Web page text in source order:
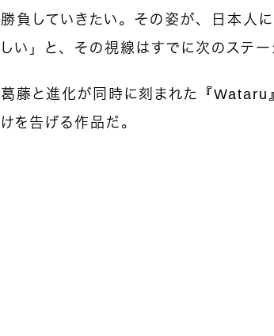
勝負していきたい。その姿が、日本人
しい」と、その視線はすでに次のステー
葛藤と進化が同時に刻まれた『
けを告げる作品だ。